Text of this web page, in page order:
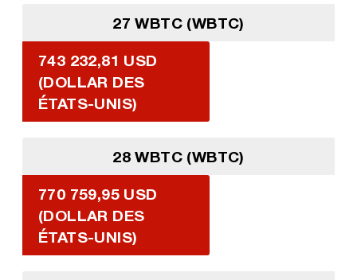
27 WBTC (WBTC)
743 232,81 USD
(DOLLAR DES
ÉTATS-UNIS)
28 WBTC (WBTC)
770 759,95 USD
(DOLLAR DES
ÉTATS-UNIS)